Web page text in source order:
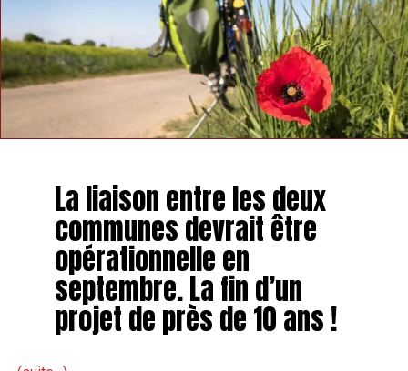
La liaison entre les deux
communes devrait être
opérationnelle en
septembre. La fin d’un
projet de près de 10 ans !